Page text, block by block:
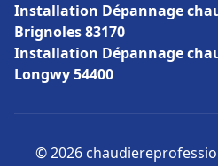
Installation Dépannage
Brignoles 83170
Installation Dépannage
Longwy 54400
© 2026